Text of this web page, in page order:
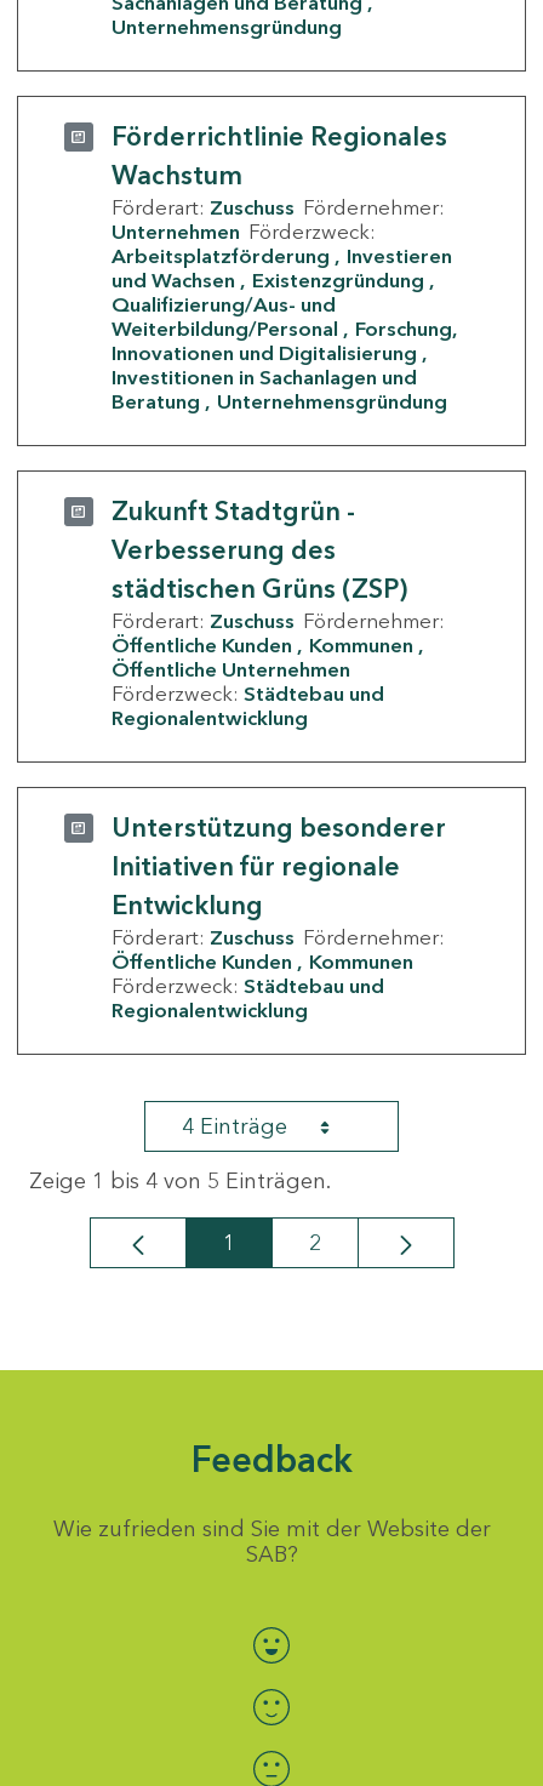
Unternehmensgründung
Förderrichtlinie Regionales
Wachstum
Förderart: Zuschuss Fördernehmer:
Unternehmen Förderzweck:
Arbeitsplatzförderung
Investieren
und Wachsen
Existenzgründung
Qualifizierung/Aus- und
Weiterbildung/Personal
Forschung,
Innovationen und Digitalisierung
Investitionen in Sachanlagen und
Beratung
Unternehmensgründung
Zukunft Stadtgrün -
Verbesserung des
städtischen Grüns (ZSP)
Förderart: Zuschuss Fördernehmer:
Öffentliche Kunden
Kommunen
Öffentliche Unternehmen
Förderzweck: Städtebau und
Regionalentwicklung
Unterstützung besonderer
Initiativen für regionale
Entwicklung
Förderart: Zuschuss Fördernehmer:
Öffentliche Kunden
Kommunen
Förderzweck: Städtebau und
Regionalentwicklung
4 Einträge
Zeige 1 bis 4 von 5 Einträgen.
Seite
1 Seite
2
Feedback
Wie zufrieden sind Sie mit der Website der
SAB?
Bewertung auswählen